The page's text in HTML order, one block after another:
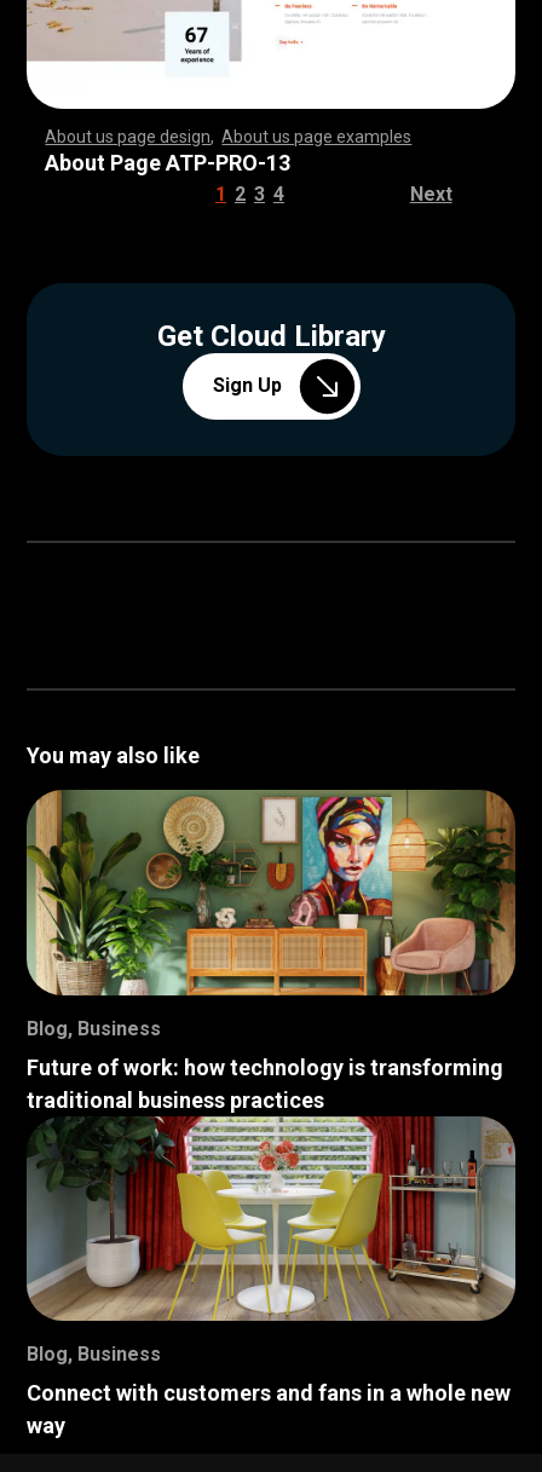
About us page design ,About us page examples
,,,,,,,,,,,,,,,,,,,,,,,, ,,,,,,,,,,,,,,,,,,,,,,,,,,,
,,,,,,,,,,,,,,,,,,,,,,,, ,,,,,,,,,,,,,,,,,,,,,,,,,,,
,,,,,,,,,,,,,,,,,,,,,,,, ,,,,,,,,,,,,,,,,,,,,,,,,,,,
,,,,,,,,,,,,,,,,,,,,,,,, ,,,,,,,,,,,,,,,,,,,,,,,,,,,
,,,,,,,,,,,,,,,,,,,,,,,, ,,,,,,,,,,,,,,,,,,,,,,,,,,,
,,,,,,,,,,,,,,,,,,,,,,,, ,,,,,,,,,,,,,,,,,,,,,,,,,,,
,,,,,,,,,,,,,,,,,,,,,,,, ,,,,,,,,,,,,,,,,,,,,,,,,,,,
,,,,,,,,,,,,,,,,,,,,,,,, ,,,,,,,,,,,,
About Page ATP-PRO-13
1 2 3 4 Next
Get Cloud Library
Sign Up
You may also like
Blog, Business
Future of work: how technology is transforming
traditional business practices
Blog, Business
Connect with customers and fans in a whole new
way